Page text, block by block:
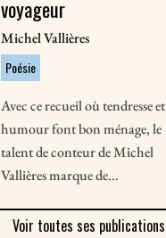
voyageur
Michel Vallières
Poésie
Avec ce recueil où tendresse et
humour font bon ménage, le
talent de conteur de Michel
Vallières marque de...
Voir toutes ses publications